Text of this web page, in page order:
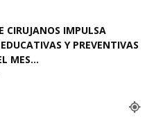
CIRUJANOS IMPULSA
Y PREVENTIVAS
MES...